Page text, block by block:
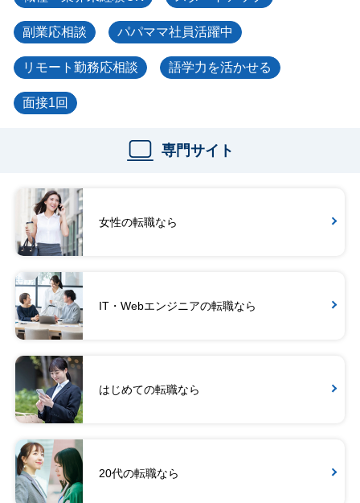
副業応相談 パパママ社員活躍中
リモート勤務応相談 語学力を活かせる
面接1回
専門サイト
女性の転職なら
IT・Webエンジニアの転職なら
はじめての転職なら
20代の転職なら